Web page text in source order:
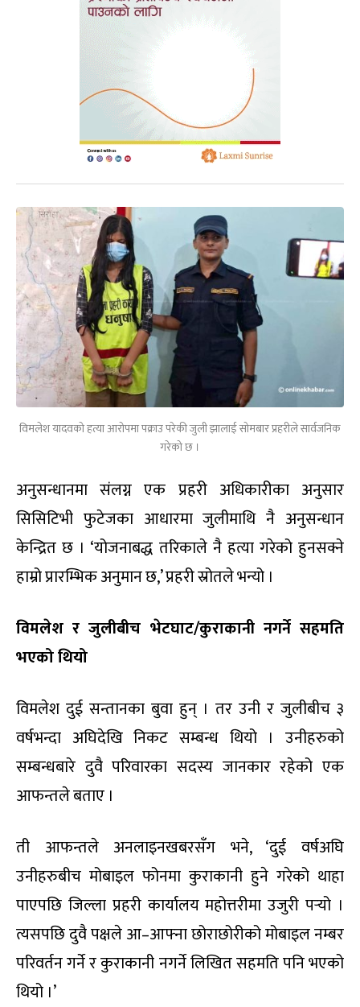
विमलेश यादवको हत्या आरोपमा पक्राउ परेकी जुली झालाई सोमबार प्रहरीले सार्वजनिक
गरेको छ ।
अनुसन्धानमा संलग्न एक प्रहरी अधिकारीका अनुसार
सिसिटिभी फुटेजका आधारमा जुलीमाथि नै अनुसन्धान
केन्द्रित छ । ‘योजनाबद्ध तरिकाले नै हत्या गरेको हुनसक्ने
हाम्रो प्रारम्भिक अनुमान छ,’ प्रहरी स्रोतले भन्यो ।
विमलेश र जुलीबीच भेटघाट/कुराकानी नगर्ने सहमति
भएको थियो
विमलेश दुई सन्तानका बुवा हुन् । तर उनी र जुलीबीच ३
वर्षभन्दा अघिदेखि निकट सम्बन्ध थियो । उनीहरुको
सम्बन्धबारे दुवै परिवारका सदस्य जानकार रहेको एक
आफन्तले बताए ।
ती आफन्तले अनलाइनखबरसँग भने, ‘दुई वर्षअघि
उनीहरुबीच मोबाइल फोनमा कुराकानी हुने गरेको थाहा
पाएपछि जिल्ला प्रहरी कार्यालय महोत्तरीमा उजुरी पर्‍यो ।
त्यसपछि दुवै पक्षले आ–आफ्ना छोराछोरीको मोबाइल नम्बर
परिवर्तन गर्ने र कुराकानी नगर्ने लिखित सहमति पनि भएको
थियो ।’